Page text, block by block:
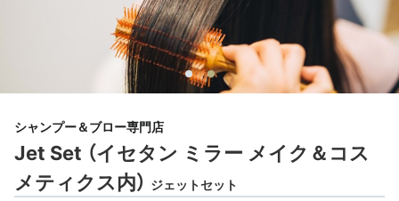
シャンプー＆ブロー専門店
Jet Set （イセタン ミラー メイク＆コス
メティクス内） ジェットセット